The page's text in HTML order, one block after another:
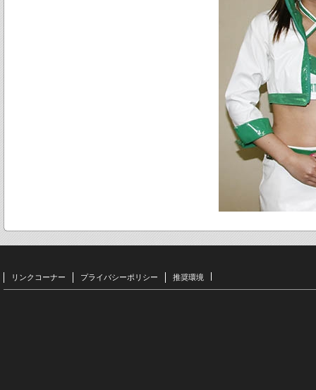
リンクコーナー プライバシーポリシー 推奨環境